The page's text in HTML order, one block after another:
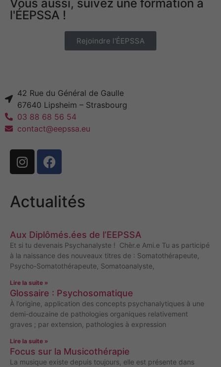
Vous aussi, suivez une formation à
l'ÉEPSSA !
Rejoindre l'ÉEPSSA
42 Rue du Général de Gaulle
67640 Lipsheim – Strasbourg
03 88 68 56 54
contact@eepssa.eu
Actualités
Aux Diplômés.ées de l’EEPSSA
Et si tu devenais Psychanalyste ! Chèr.e Ami.e Tu as participé
à la naissance des nouveaux titres de : Somatothérapeute,
Psycho-Somatothérapeute, Somatoanalyste,
Lire la suite »
Glossaire : Psychosomatique
À l’origine, application des concepts psychanalytiques à une
demi-douzaine de pathologies organiques relativement
graves ; par extension, pathologies à expression
Lire la suite »
Focus sur la Musicothérapie
La musique existe depuis toujours, elle est présente dans